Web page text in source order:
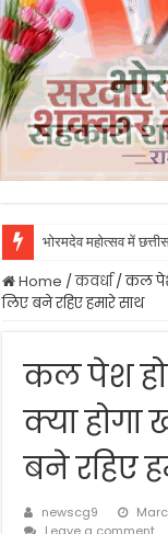
भोरमदेव महोत्सव में
Home /कवर्धा/कल पेश
लिए बने रहिए हमारे साथ
कल पेश
क्या
बने रहिए
newscg9
Leave a comment